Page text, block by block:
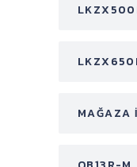
MAĞAZA